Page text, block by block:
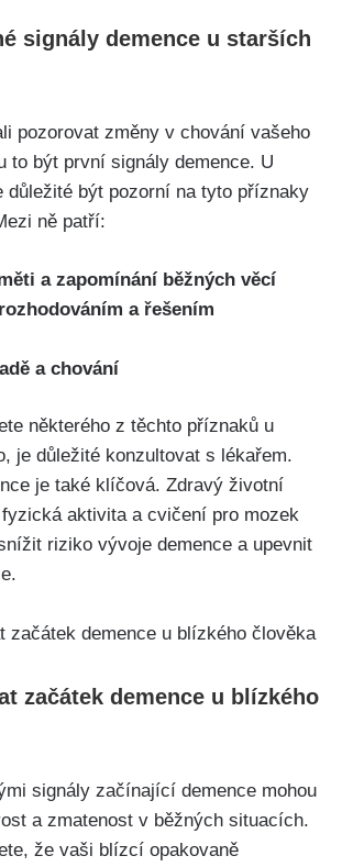
signály demence u starších
pozorovat změny v chování vašeho
to být první signály demence. U
důležité být pozorní na tyto příznaky
ně patří:
a zapomínání běžných věcí
a řešením
a chování
některého z těchto příznaků u
je důležité konzultovat s lékařem.
je také klíčová. Zdravý životní
aktivita a cvičení pro mozek
riziko vývoje demence a upevnit
začátek demence u blízkého
signály začínající demence mohou
a zmatenost v běžných situacích.
že vaši blízcí opakovaně